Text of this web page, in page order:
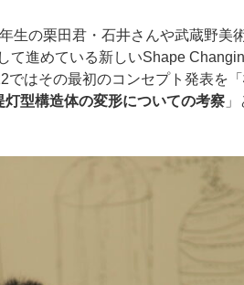
生の栗田君・石井さんや武蔵野美
て進めている新しいShape
はその最初のコンセプト発表を「
型構造体の変形についての考察